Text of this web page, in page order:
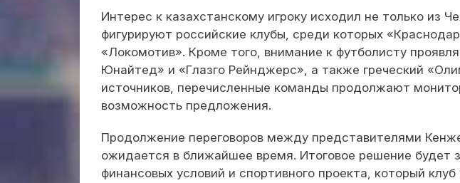
Интерес к казахстанскому игроку исходил не только из
фигурируют российские клубы, среди которых
«Локомотив». Кроме того, внимание к футболисту
Юнайтед» и «Глазго Рейнджерс», а также греческий
источников, перечисленные команды продолжают
возможность предложения.
Продолжение переговоров между представителями
ожидается в ближайшее время. Итоговое решение будет
финансовых условий и спортивного проекта, который